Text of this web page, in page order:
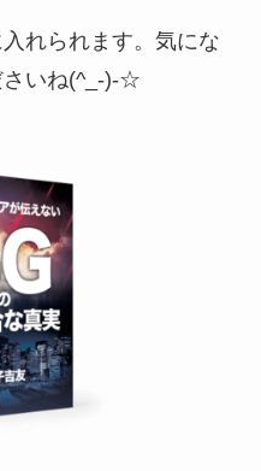
れられます。気にな
さいね(^_-)-☆